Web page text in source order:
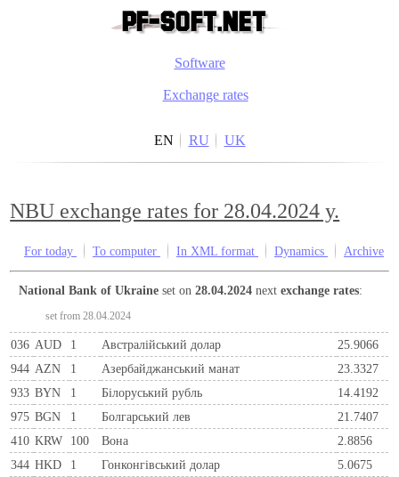
Software
Exchange rates
EN RU UK
NBU exchange rates for 28.04.2024 y.
For today To computer In XML format Dynamics Archive
National Bank of Ukraine set on28.04.2024 nextexchange rates:
set from 28.04.2024
036 AUD 1 Австралійський долар
25.9066
944 AZN 1 Азербайджанський манат
23.3327
933 BYN 1 Бiлоруський рубль
14.4192
975 BGN 1 Болгарський лев
21.7407
410 KRW 100 Вона
2.8856
344 HKD 1 Гонконгівський долар
5.0675